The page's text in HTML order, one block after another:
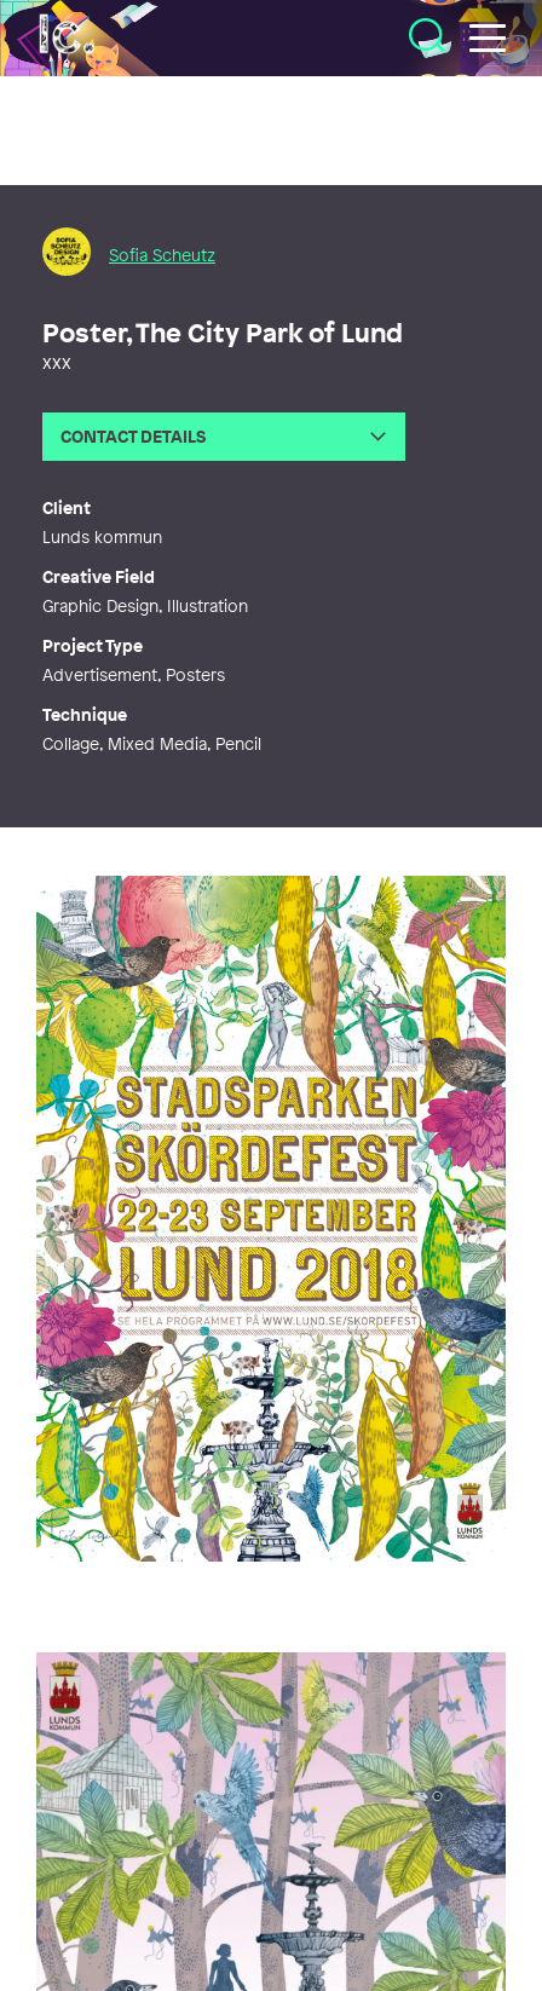
Illustratörcentrum
Sofia Scheutz
Poster, The City Park of Lund
xxx
CONTACT DETAILS
Web
Client
Lunds kommun
Creative Field
Graphic Design, Illustration
Project Type
Advertisement, Posters
Technique
Collage, Mixed Media, Pencil